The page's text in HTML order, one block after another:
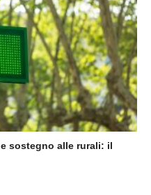
sostegno alle rurali: il